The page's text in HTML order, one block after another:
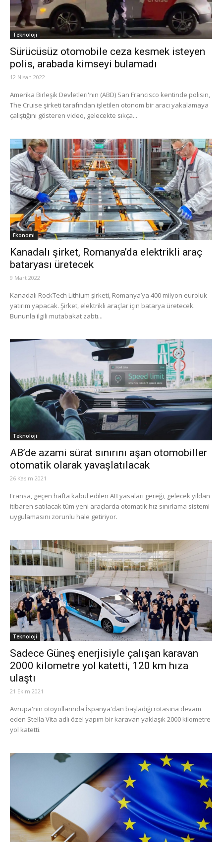
Teknoloji
Sürücüsüz otomobile ceza kesmek isteyen
polis, arabada kimseyi bulamadı
12 Nisan 2022
Amerika Birleşik Devletleri'nin (ABD) San Francisco kentinde polisin,
The Cruise şirketi tarafından işletilen otonom bir aracı yakalamaya
çalıştığını gösteren video, gelecekte sıkça...
Ekonomi
Kanadalı şirket, Romanya’da elektrikli araç
bataryası üretecek
9 Mart 2022
Kanadalı RockTech Lithium şirketi, Romanya’ya 400 milyon euroluk
yatırım yapacak. Şirket, elektrikli araçlar için batarya üretecek.
Bununla ilgili mutabakat zabtı...
Teknoloji
AB’de azami sürat sınırını aşan otomobiller
otomatik olarak yavaşlatılacak
26 Kasım 2021
Fransa, geçen hafta kabul edilen AB yasaları gereği, gelecek yıldan
itibaren satılacak tüm yeni araçlarda otomatik hız sınırlama sistemi
uygulamasını zorunlu hale getiriyor.
Teknoloji
Sadece Güneş enerjisiyle çalışan karavan
2000 kilometre yol katetti, 120 km hıza
ulaştı
21 Ekim 2021
Avrupa'nın otoyollarında İspanya'dan başladığı rotasına devam
eden Stella Vita adlı özel yapım bir karavan yaklaşık 2000 kilometre
yol katetti.